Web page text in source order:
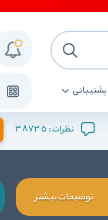
پشتیبانی
نظرات : 38735
توضیحات بیشتر